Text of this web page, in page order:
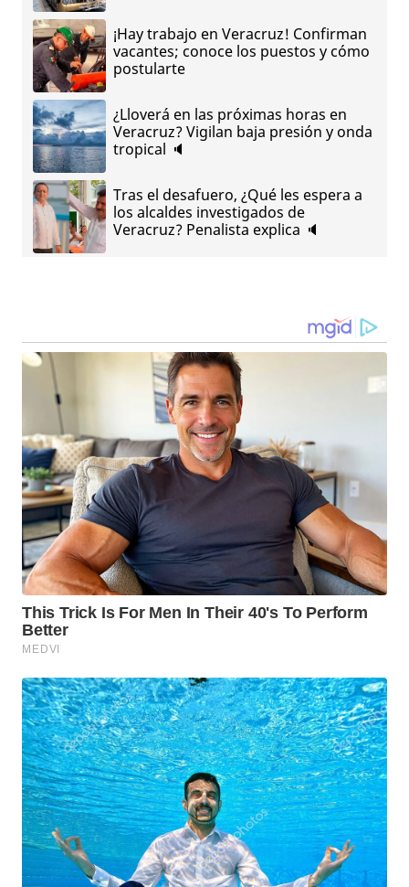
¡Hay trabajo en Veracruz! Confirman
vacantes; conoce los puestos y cómo
postularte
¿Lloverá en las próximas horas en
Veracruz? Vigilan baja presión y onda
tropical 🔈
Tras el desafuero, ¿Qué les espera a
los alcaldes investigados de
Veracruz? Penalista explica 🔈